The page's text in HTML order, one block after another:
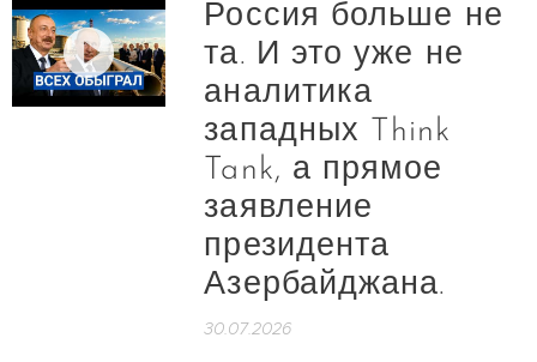
Россия больше не
та. И это уже не
аналитика
западных Think
Tank, а прямое
заявление
президента
Азербайджана.
30.07.2026